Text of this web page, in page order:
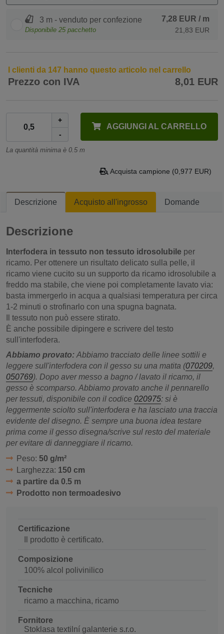
3 m - venduto per confezione
Disponibile 25 pacchetto
7,28 EUR / m
21,83 EUR
I clienti da 147 hanno questo articolo nel carrello
Prezzo con IVA 8,01 EUR
+
-
AGGIUNGI AL CARRELLO
La quantità minima è 0.5 m
Acquista campione (0,977 EUR)
Descrizione Acquisto all'ingrosso Domande
Descrizione
Interfodera in tessuto non tessuto idrosolubile per
ricamo. Per ottenere un risultato delicato sulla pelle, il
ricamo viene cucito su un supporto da ricamo idrosolubile a
freddo ma stabile, che viene poi completamente lavato via:
basta immergerlo in acqua a qualsiasi temperatura per circa
1-2 minuti o strofinarlo con una spugna bagnata.
Il tessuto non può essere stirato.
È anche possibile dipingere e scrivere del testo
sull'interfodera.
Abbiamo provato: Abbiamo tracciato delle linee sottili e
leggere sull'interfodera con il gesso su una matita (070209,
050769). Dopo aver messo a bagno / lavato il ricamo, il
gesso è scomparso. Abbiamo provato anche il pennarello
per tessuti, disponibile con il codice 020975: si è
leggermente sciolto sull'interfodera e ha lasciato una traccia
evidente del disegno. È sempre una buona idea testare
prima come il gesso disegna/scrive sul resto del materiale
per evitare di danneggiare il ricamo.
Peso: 50 g/m²
Larghezza: 150 cm
a partire da 0.5 m
Prodotto non termoadesivo
Certificazione
Il prodotto è certificato.
Composizione
100% alcol polivinilico
Tecniche
ricamo a macchina, ricamo
Fornitore
Stoklasa textilní galanterie s.r.o.